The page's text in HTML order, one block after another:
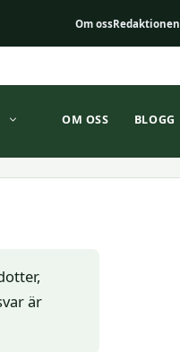
Om ossRedaktionen
OM OSS BLOGG
är